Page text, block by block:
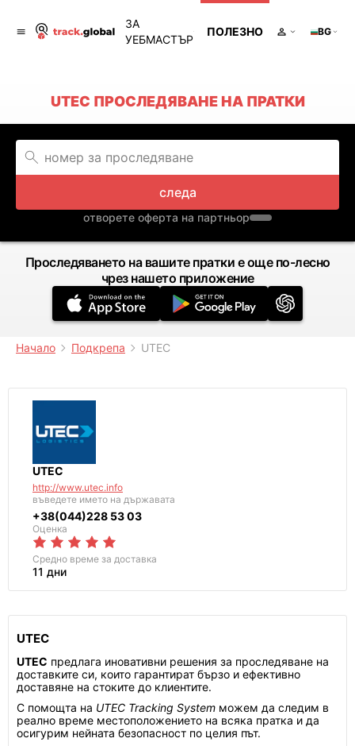
ЗА
УЕБМАСТЪР
ПОЛЕЗНО BG
UTEC ПРОСЛЕДЯВАНЕ НА ПРАТКИ
следа
отворете оферта на партньор
Проследяването на вашите пратки е още по-лесно
чрез нашето приложение
Начало Подкрепа UTEC
UTEC
http://www.utec.info
въведете името на държавата
+38(044)228 53 03
Оценка
Средно време за доставка
11 дни
UTEC
UTEC предлага иновативни решения за проследяване на
доставките си, които гарантират бързо и ефективно
доставяне на стоките до клиентите.
С помощта на UTEC Tracking System можем да следим в
реално време местоположението на всяка пратка и да
осигурим нейната безопасност по целия път.